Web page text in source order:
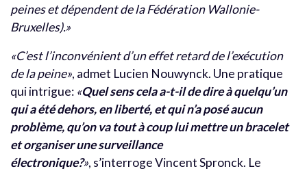
peines et dépendent de la Fédération Wallonie-
Bruxelles).»
«C’est l’inconvénient d’un effet retard de l’exécution
de la peine», admet Lucien Nouwynck. Une pratique
qui intrigue: «Quel sens cela a-t-il de dire à quelqu’un
qui a été dehors, en liberté, et qui n’a posé aucun
problème, qu’on va tout à coup lui mettre un bracelet
et organiser une surveillance
électronique?», s’interroge Vincent Spronck. Le